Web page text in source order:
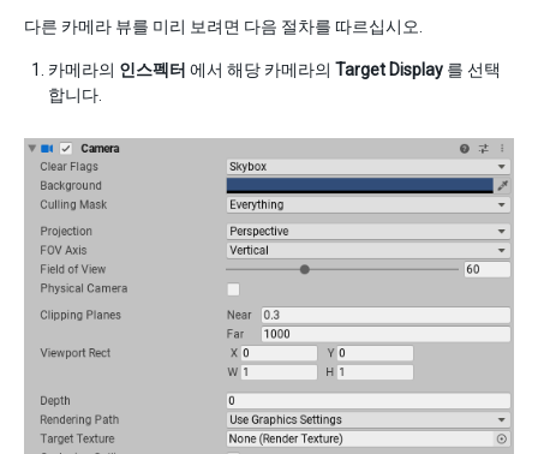
다른 카메라 뷰를 미리 보려면 다음 절차를 따르십시오.
카메라의 인스펙터 에서 해당 카메라의 Target Display 를 선택
합니다.